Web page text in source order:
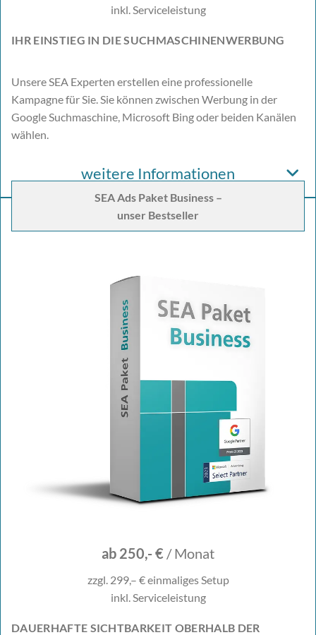
inkl. Serviceleistung
IHR EINSTIEG IN DIE SUCHMASCHINENWERBUNG
Unsere SEA Experten erstellen eine professionelle
Kampagne für Sie. Sie können zwischen Werbung in der
Google Suchmaschine, Microsoft Bing oder beiden Kanälen
wählen.
weitere Informationen
SEA Ads Paket Business –
unser Bestseller
ab 250,- € / Monat
zzgl. 299,– € einmaliges Setup
inkl. Serviceleistung
DAUERHAFTE SICHTBARKEIT OBERHALB DER